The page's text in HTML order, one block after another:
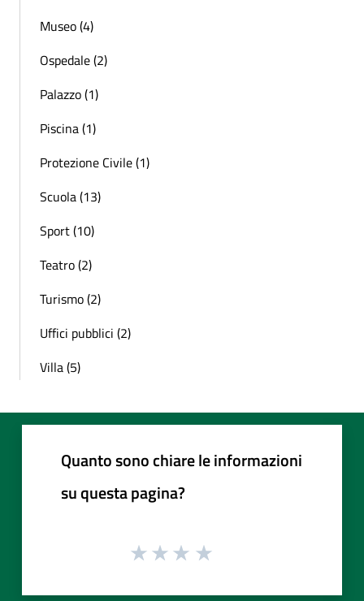
Museo (4)
Ospedale (2)
Palazzo (1)
Piscina (1)
Protezione Civile (1)
Scuola (13)
Sport (10)
Teatro (2)
Turismo (2)
Uffici pubblici (2)
Villa (5)
Quanto sono chiare le informazioni
su questa pagina?